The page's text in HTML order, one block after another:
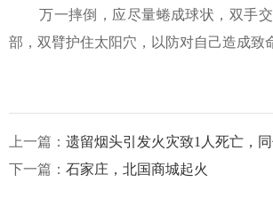
万一摔倒，应尽量蜷成球状，双手
部，双臂护住太阳穴，以防对自己造成致
上一篇： 遗留烟头引发火灾致1人死亡，同住人被追刑责，街道、
下一篇： 石家庄，北国商城起火